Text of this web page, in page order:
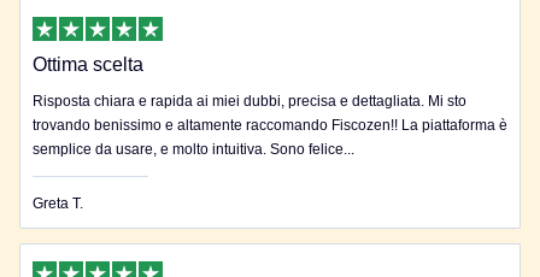
Ottima scelta
Risposta chiara e rapida ai miei dubbi, precisa e dettagliata. Mi sto
trovando benissimo e altamente raccomando Fiscozen!! La piattaforma è
semplice da usare, e molto intuitiva. Sono felice...
Greta T.